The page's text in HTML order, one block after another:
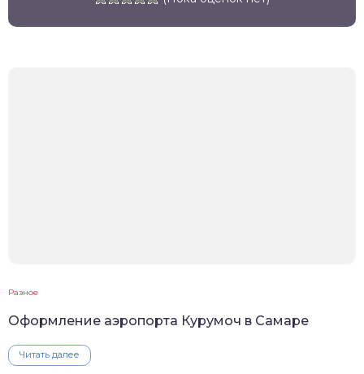
Разное
Оформление аэропорта Курумоч в Самаре
Читать далее